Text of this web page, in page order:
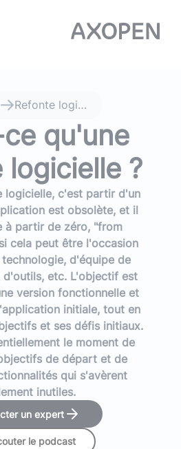
Refonte logicielle Lyon
qu'une
logicielle ?
logicielle, c'est partir d'un
est obsolète, et il
à partir de zéro, "from
cela peut être l'occasion
d'équipe de
d'outils, etc. L'objectif est
version fonctionnelle et
initiale, tout en
et ses défis initiaux.
le moment de
de départ et de
qui s'avèrent
inutiles.
un expert
le podcast